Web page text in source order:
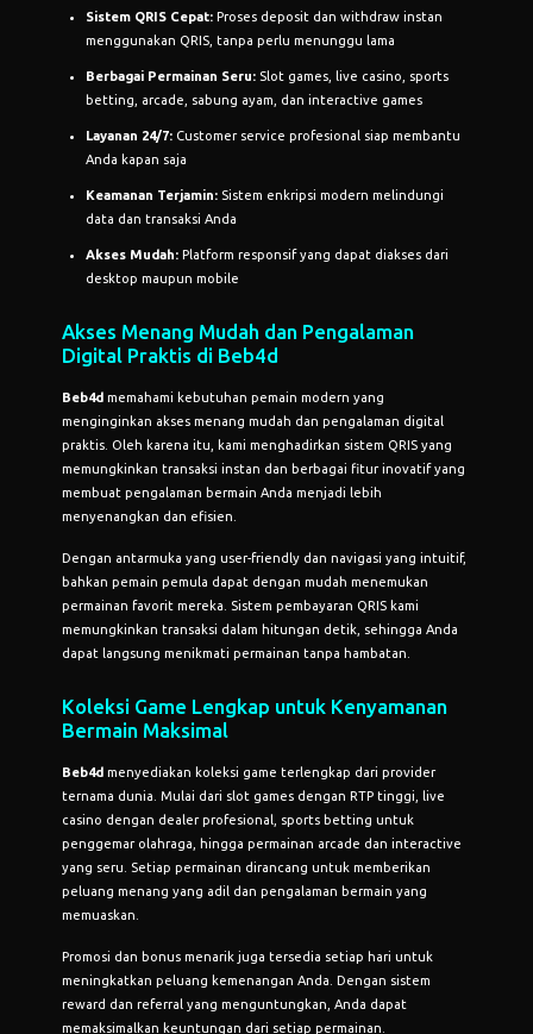
Sistem QRIS Cepat: Proses deposit dan withdraw instan
menggunakan QRIS, tanpa perlu menunggu lama
Berbagai Permainan Seru: Slot games, live casino, sports
betting, arcade, sabung ayam, dan interactive games
Layanan 24/7: Customer service profesional siap membantu
Anda kapan saja
Keamanan Terjamin: Sistem enkripsi modern melindungi
data dan transaksi Anda
Akses Mudah: Platform responsif yang dapat diakses dari
desktop maupun mobile
Akses Menang Mudah dan Pengalaman
Digital Praktis di Beb4d
Beb4d memahami kebutuhan pemain modern yang
menginginkan akses menang mudah dan pengalaman digital
praktis. Oleh karena itu, kami menghadirkan sistem QRIS yang
memungkinkan transaksi instan dan berbagai fitur inovatif yang
membuat pengalaman bermain Anda menjadi lebih
menyenangkan dan efisien.
Dengan antarmuka yang user-friendly dan navigasi yang intuitif,
bahkan pemain pemula dapat dengan mudah menemukan
permainan favorit mereka. Sistem pembayaran QRIS kami
memungkinkan transaksi dalam hitungan detik, sehingga Anda
dapat langsung menikmati permainan tanpa hambatan.
Koleksi Game Lengkap untuk Kenyamanan
Bermain Maksimal
Beb4d menyediakan koleksi game terlengkap dari provider
ternama dunia. Mulai dari slot games dengan RTP tinggi, live
casino dengan dealer profesional, sports betting untuk
penggemar olahraga, hingga permainan arcade dan interactive
yang seru. Setiap permainan dirancang untuk memberikan
peluang menang yang adil dan pengalaman bermain yang
memuaskan.
Promosi dan bonus menarik juga tersedia setiap hari untuk
meningkatkan peluang kemenangan Anda. Dengan sistem
reward dan referral yang menguntungkan, Anda dapat
memaksimalkan keuntungan dari setiap permainan.